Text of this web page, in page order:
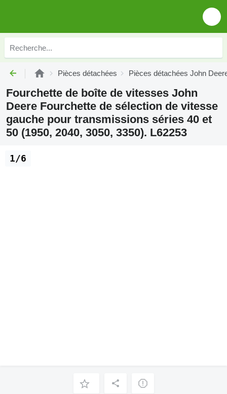
Pièces détachées Pièces détachées John
Fourchette de boîte de vitesses John
Deere Fourchette de sélection de vitesse
gauche pour transmissions séries 40 et
50 (1950, 2040, 3050, 3350). L62253
1/6